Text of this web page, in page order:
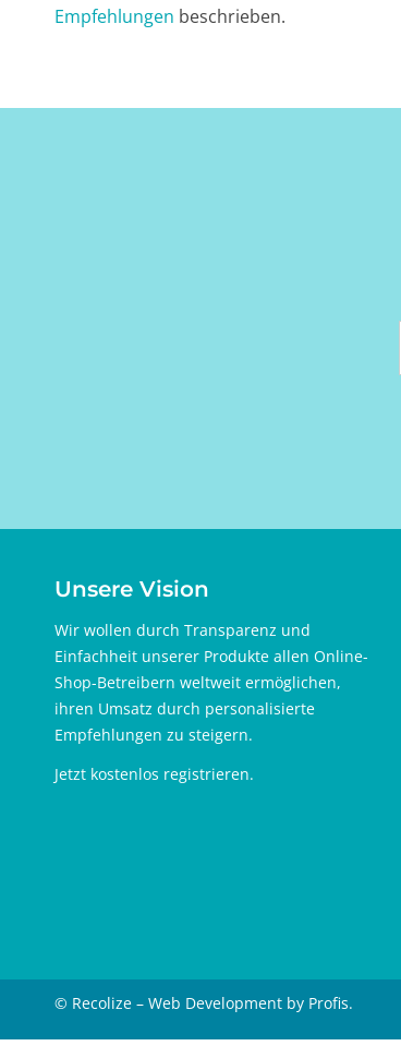
Empfehlungen beschrieben.
Unsere Vision
Wir wollen durch Transparenz und
Einfachheit unserer Produkte allen Online-
Shop-Betreibern weltweit ermöglichen,
ihren Umsatz durch personalisierte
Empfehlungen zu steigern.
Jetzt kostenlos registrieren.
© Recolize – Web Development by Profis.